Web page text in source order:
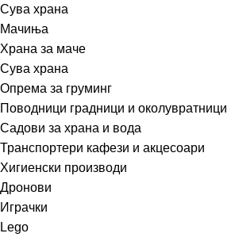
Сува храна
Мачиња
Храна за маче
Сува храна
Опрема за груминг
Поводници градници и околувратници
Садови за храна и вода
Транспортери кафези и акцесоари
Хигиенски производи
Дронови
Играчки
Lego